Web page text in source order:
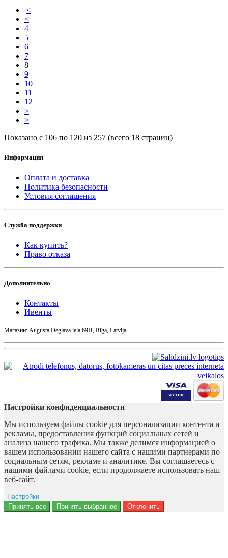
|<
<
4
5
6
7
8
9
10
11
12
>
>|
Показано с 106 по 120 из 257 (всего 18 страниц)
Информация
Оплата и доставка
Политика безопасности
Условия соглашения
Служба поддержки
Как купить?
Право отказа
Дополнительно
Контакты
Ивенты
Магазин: Augusta Deglava iela 69H, Rīga, Latvija
Настройки конфиденциальности
Мы используем файлы cookie для персонализации контента и
рекламы, предоставления функций социальных сетей и
анализа нашего трафика. Мы также делимся информацией о
вашем использовании нашего сайта с нашими партнерами по
социальным сетям, рекламе и аналитике. Вы соглашаетесь с
нашими файлами cookie, если продолжаете использовать наш
веб-сайт.
Настройки
Ad storage
Принять все Принять выбранное Отклонить